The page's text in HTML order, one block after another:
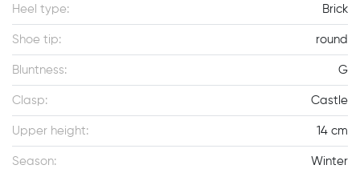
Heel type: Brick
Shoe tip: round
Bluntness: G
Clasp: Castle
Upper height: 14 cm
Season: Winter